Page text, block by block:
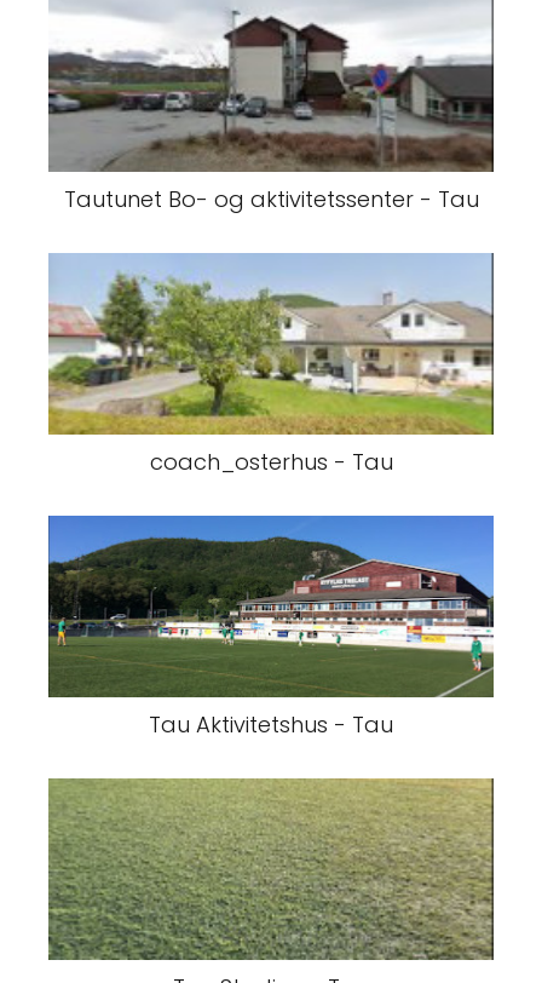
Tautunet Bo- og aktivitetssenter - Tau
coach_osterhus - Tau
Tau Aktivitetshus - Tau